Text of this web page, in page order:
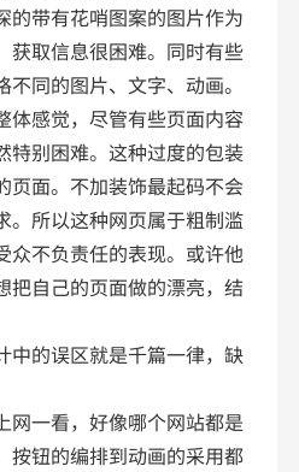
的带有花哨图案的图片作为
获取信息很困难。同时有些
同的图片、文字、动画。
体感觉，尽管有些页面内容
特别困难。这种过度的包装
页面。不加装饰最起码不会
。所以这种网页属于粗制滥
众不负责任的表现。或许他
把自己的页面做的漂亮，结
的误区就是千篇一律，缺
一看，好像哪个网站都是
按钮的编排到动画的采用都